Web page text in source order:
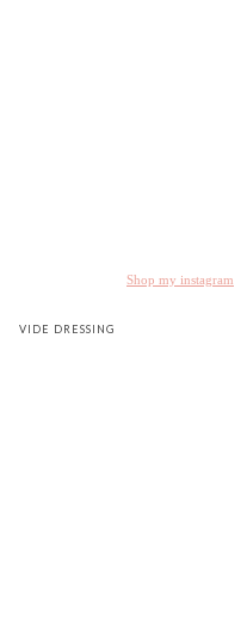
Shop my instagram
VIDE DRESSING